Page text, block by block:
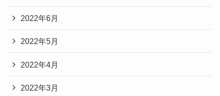
2022年6月
2022年5月
2022年4月
2022年3月